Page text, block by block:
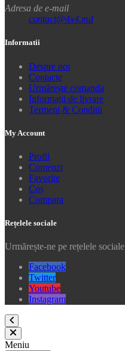
Adresa de e-mail
contact@4x4.md
Informatii
Despre noi
Contacte
Urmărește comanda
Informații de livrare
Termeni & Conditii
My Account
Profil
Comenzi
Favorite
Coș
Compara
Rețelele sociale
Urmărește-ne pe rețelele sociale
Facebook
Twitter
Youtube
Instagram
Meniu